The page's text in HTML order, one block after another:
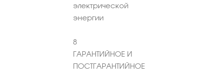
электрической
энергии
8
ГАРАНТИЙНОЕ И
ПОСТГАРАНТИЙНОЕ